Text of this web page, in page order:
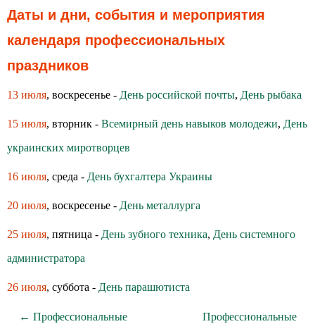
Даты и дни, события и мероприятия
календаря профессиональных
праздников
13 июля, воскресенье - День российской почты, День рыбака
15 июля, вторник - Всемирный день навыков молодежи, День
украинских миротворцев
16 июля, среда - День бухгалтера Украины
20 июля, воскресенье - День металлурга
25 июля, пятница - День зубного техника, День системного
администратора
26 июля, суббота - День парашютиста
← Профессиональные
Профессиональные